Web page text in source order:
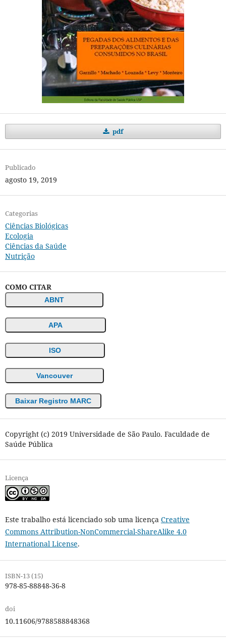
pdf
Publicado
agosto 19, 2019
Categorias
Ciências Biológicas
Ecologia
Ciências da Saúde
Nutrição
COMO CITAR
ABNT
APA
ISO
Vancouver
Baixar Registro MARC
Copyright (c) 2019 Universidade de São Paulo. Faculdade de
Saúde Pública
Licença
Este trabalho está licenciado sob uma licença Creative
Commons Attribution-NonCommercial-ShareAlike 4.0
International License.
ISBN-13 (15)
978-85-88848-36-8
doi
10.11606/9788588848368